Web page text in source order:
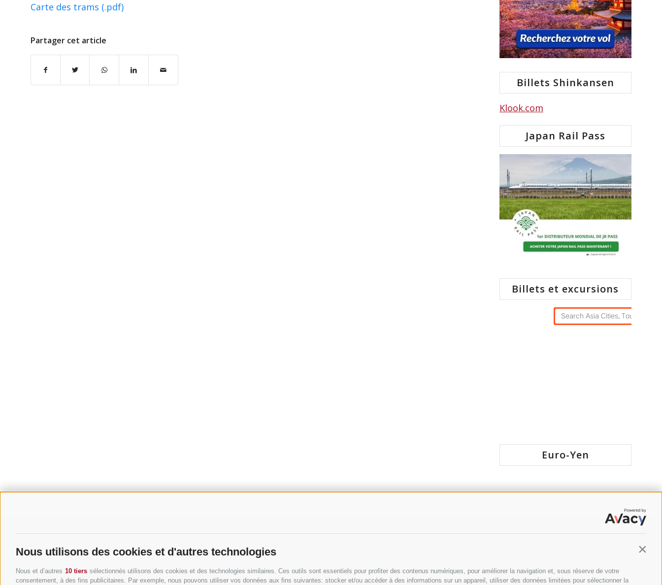
Nous utilisons des cookies et d'autres technologies
Nous et d’autres 10 tiers sélectionnés utilisons des cookies et des technologies similaires. Ces outils sont essentiels pour profiter des contenus numériques, pour améliorer la navigation et, sous réserve de votre
consentement, à des fins publicitaires. Par exemple, nous pouvons utiliser vos données aux fins suivantes: stocker et/ou accéder à des informations sur un appareil, utiliser des données limitées pour sélectionner la
Carte des trams (.pdf)
Partager cet article
Billets Shinkansen
Klook.com
Japan Rail Pass
Billets et excursions
Euro-Yen
Sites amis